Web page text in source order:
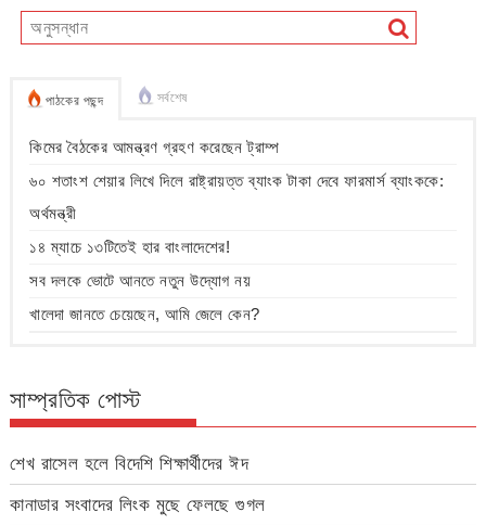
পাঠকের পছন্দ সর্বশেষ
কিমের বৈঠকের আমন্ত্রণ গ্রহণ করেছেন ট্রাম্প
৬০ শতাংশ শেয়ার লিখে দিলে রাষ্ট্রায়ত্ত ব্যাংক টাকা দেবে ফারমার্স ব্যাংককে:
অর্থমন্ত্রী
১৪ ম্যাচে ১৩টিতেই হার বাংলাদেশের!
সব দলকে ভোটে আনতে নতুন উদ্যোগ নয়
খালেদা জানতে চেয়েছেন, আমি জেলে কেন?
সাম্প্রতিক পোস্ট
শেখ রাসেল হলে বিদেশি শিক্ষার্থীদের ঈদ
কানাডার সংবাদের লিংক মুছে ফেলছে গুগল